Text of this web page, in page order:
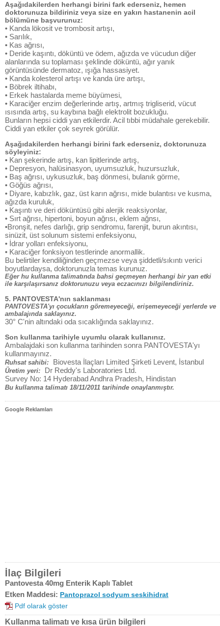
Aşağıdakilerden herhangi birini fark ederseniz, hemen
doktorunuza bildiriniz veya size en yakın hastanenin acil
bölümüne başvurunuz:
• Kanda lökosit ve trombosit artışı,
• Sarılık,
• Kas ağrısı,
• Deride kaşıntı, döküntü ve ödem, ağızda ve vücudun diğer
alanlarında su toplaması şeklinde döküntü, ağır yanık
görüntüsünde dermatoz, ışığa hassasiyet.
• Kanda kolesterol artışı ve kanda üre artışı,
• Böbrek iltihabı,
• Erkek hastalarda meme büyümesi,
• Karaciğer enzim değerlerinde artış, artmış trigliserid, vücut
ısısında artış, su kaybına bağlı elektrolit bozukluğu.
Bunların hepsi ciddi yan etkilerdir. Acil tıbbi müdahale gerekebilir.
Ciddi yan etkiler çok seyrek görülür.
Aşağıdakilerden herhangi birini fark ederseniz, doktorunuza
söyleyiniz:
• Kan şekerinde artış, kan lipitlerinde artış,
• Depresyon, halüsinasyon, uyumsuzluk, huzursuzluk,
• Baş ağrısı, uykusuzluk, baş dönmesi, bulanık görme,
• Göğüs ağrısı,
• Diyare, kabızlık, gaz, üst karın ağrısı, mide bulantısı ve kusma,
ağızda kuruluk,
• Kaşıntı ve deri döküntüsü gibi alerjik reaksiyonlar,
• Sırt ağrısı, hipertoni, boyun ağrısı, eklem ağnsı,
•Bronşit, nefes darlığı, grip sendromu, farenjit, burun akıntısı,
sinüzit, üst solunum sistemi enfeksiyonu,
• İdrar yolları enfeksiyonu,
• Karaciğer fonksiyon testlerinde anormallik.
Bu belirtiler kendiliğinden geçmezse veya şiddetli/sıkıntı verici
boyutlardaysa, doktorunuzla temas kurunuz.
Eğer hu kullanma talimatında bahsi geçmeyen herhangi bir yan etki
ile karşılaşırsanız doktorunuzu veya eczacınızı bilgilendiriniz.
5. PANTOVESTA'nın saklanması
PANTOVESTA'yı çocukların göremeyeceği, erişemeyeceği yerlerde ve
ambalajında saklayınız.
30° C'nin altındaki oda sıcaklığında saklayınız.
Son kullanma tarihiyle uyumlu olarak kullanınız.
Ambalajdaki son kullanma tarihinden sonra PANTOVESTA'yı
kullanmayınız.
Ruhsat sahibi: Biovesta İlaçları Limited Şirketi Levent, İstanbul
Üretim yeri:
Dr Reddy's Laboratories Ltd.
Survey No: 14 Hyderabad Andhra Pradesh, Hindistan
Bu kullanma talimatı 18/11/2011 tarihinde onaylanmıştır.
Google Reklamları
İlaç Bilgileri
Pantovesta 40mg Enterik Kaplı Tablet
Etken Maddesi: Pantoprazol sodyum seskihidrat
Pdf olarak göster
Kullanma talimatı ve kısa ürün bilgileri